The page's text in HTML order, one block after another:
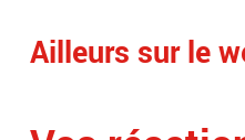
Ailleurs sur le